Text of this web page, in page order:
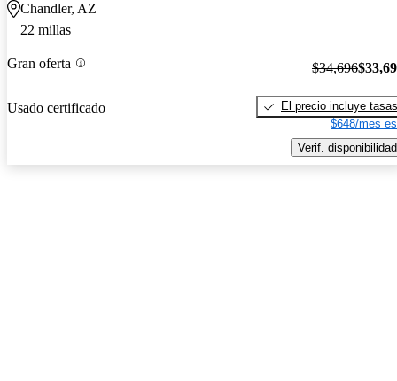
Chandler, AZ
22 millas
Gran oferta
Usado certificado
$34,696
El precio incluye tasas
$648/mes
Verif. disponibilidad